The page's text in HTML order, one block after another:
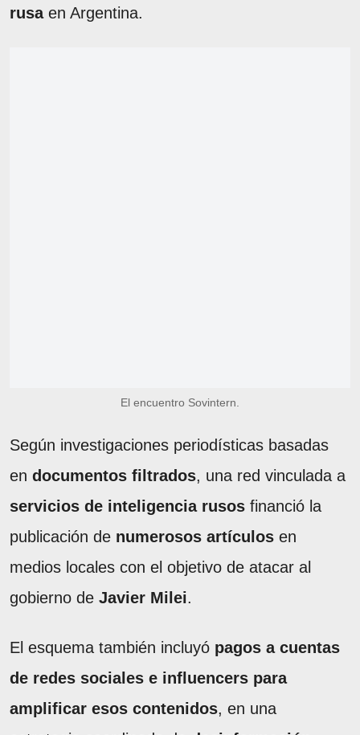
rusaen Argentina.
El encuentro Sovintern.
Según investigaciones periodísticas basadas
en documentos filtrados, una red vinculada a
servicios de inteligencia rusos financió la
publicación de numerosos artículos en
medios locales con el objetivo de atacar al
gobierno de Javier Milei.
El esquema también incluyó pagos a cuentas
de redes sociales e influencers para
amplificar esos contenidos, en una